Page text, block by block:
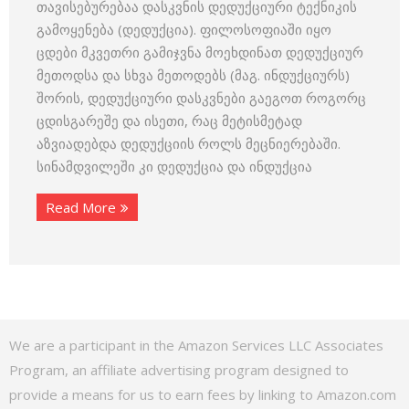
თავისებურებაა დასკვნის დედუქციური ტექნიკის
გამოყენება (დედუქცია). ფილოსოფიაში იყო
ცდები მკვეთრი გამიჯვნა მოეხდინათ დედუქციურ
მეთოდსა და სხვა მეთოდებს (მაგ. ინდუქციურს)
შორის, დედუქციური დასკვნები გაეგოთ როგორც
ცდისგარეშე და ისეთი, რაც მეტისმეტად
აზვიადებდა დედუქციის როლს მეცნიერებაში.
სინამდვილეში კი დედუქცია და ინდუქცია
Read More
We are a participant in the Amazon Services LLC Associates
Program, an affiliate advertising program designed to
provide a means for us to earn fees by linking to Amazon.com